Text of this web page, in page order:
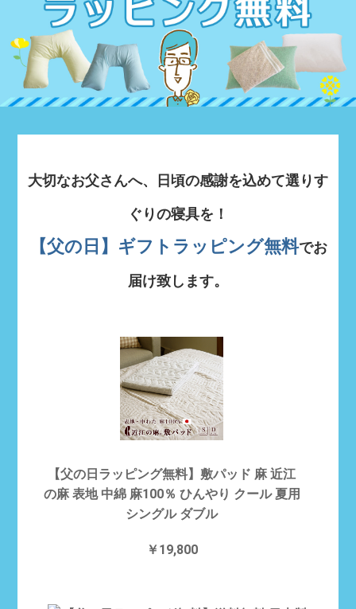
大切なお父さんへ、日頃の感謝を込めて選りす
ぐりの寝具を！
【父の日】ギフトラッピング無料でお
届け致します。
【父の日ラッピング無料】敷パッド 麻 近江
の麻 表地 中綿 麻100％ ひんやり クール 夏用
シングル ダブル
￥19,800